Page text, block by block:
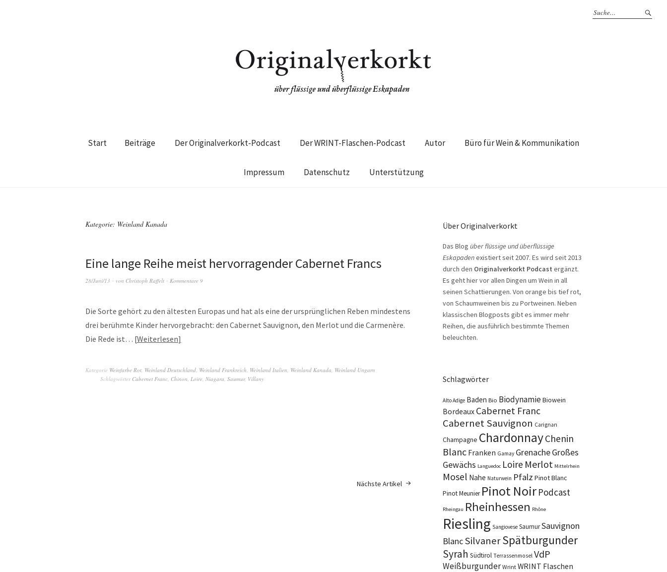
Start Beiträge Der Originalverkorkt-Podcast Der WRINT-Flaschen-Podcast Autor Büro für Wein & Kommunikation
Impressum Datenschutz Unterstützung
Kategorie: Weinland Kanada
Eine lange Reihe meist hervorragender Cabernet Francs
28/Juni/13 von Christoph Raffelt Kommentare 9
Die Sorte gehört zu den ältesten Europas und hat als eine der ursprünglichen Reben mindestens
drei berühmte Kinder hervorgebracht: den Cabernet Sauvignon, den Merlot und die Carmenère.
Die Rede ist… Weiterlesen
Kategorie Weinfarbe Rot, Weinland Deutschland, Weinland Frankreich, Weinland Italien, Weinland Kanada, Weinland Ungarn
Schlagwörter Cabernet Franc, Chinon, Loire, Niagara, Saumur, Villany
Nächste Artikel
Über Originalverkorkt
Das Blog über flüssige und überflüssige
Eskapadenexistiert seit 2007. Es wird seit 2013
durch den Originalverkorkt Podcast ergänzt.
Es geht hier vor allen Dingen um Wein in all
seinen Schattierungen. Von orange bis tief rot,
von Schaumweinen bis zu Portweinen. Neben
klassischen Blogposts gibt es immer mehr
Reihen, die ausführlich bestimmte Themen
beleuchten.
Schlagwörter
Alto Adige Baden Bio BiodynamieBiowein
Bordeaux Cabernet Franc
Cabernet Sauvignon Carignan
Champagne ChardonnayChenin
Blanc Franken Gamay GrenacheGroßes
Gewächs Languedoc Loire Merlot Mittelrhein
Mosel Nahe Naturwein Pfalz Pinot Blanc
Pinot Meunier Pinot Noir Podcast
Rheingau Rheinhessen Rhône
Riesling Sangiovese SaumurSauvignon
BlancSilvanerSpätburgunder
Syrah Südtirol Terrassenmosel VdP
Weißburgunder Wrint WRINT Flaschen